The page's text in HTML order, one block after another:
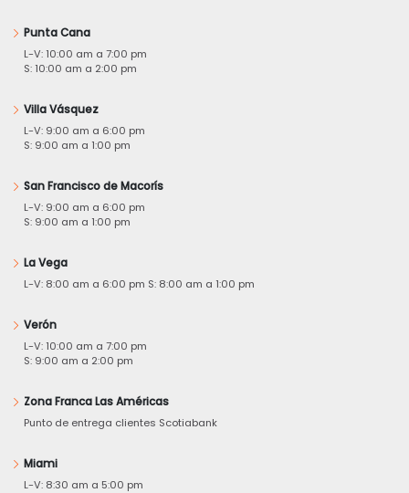
Punta Cana
L-V: 10:00 am a 7:00 pm
S: 10:00 am a 2:00 pm
Villa Vásquez
L-V: 9:00 am a 6:00 pm
S: 9:00 am a 1:00 pm
San Francisco de Macorís
L-V: 9:00 am a 6:00 pm
S: 9:00 am a 1:00 pm
La Vega
L-V: 8:00 am a 6:00 pm S: 8:00 am a 1:00 pm
Verón
L-V: 10:00 am a 7:00 pm
S: 9:00 am a 2:00 pm
Zona Franca Las Américas
Punto de entrega clientes Scotiabank
Miami
L-V: 8:30 am a 5:00 pm